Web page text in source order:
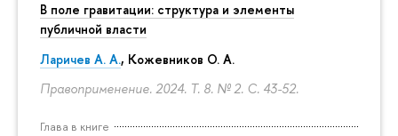
В поле гравитации: структура и элементы
публичной власти
Ларичев А. А., Кожевников О. А.
Правоприменение. 2024. Т. 8. № 2. С. 43-52.
Глава в книге